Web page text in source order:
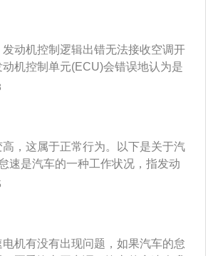
号：与第一条同理，因为无法判断
现成怠速不稳。3、空调电路故
空调压缩机皮带是空转无负载状
续间歇性工作导致发动机连续调整
动机控制逻辑出错无法接收空调开
机控制单元(ECU)会错误地认为是
阻力。当发动机转速降下来的时
发送空调开启的信号。因为无法判
表现成怠速不稳。电路故障：电路
空调压缩机皮带是空转无负载状
续间歇性工作导致发动机连续调整
，这属于正常行为。以下是关于汽
速是汽车的一种工作状况，指发动
被称为怠速转速。怠速转速可以通
于怠速状态。2、怠速不稳的原
不正确等，导致汽缸功率的变化，
怠速不稳；间接原因，指发动机电
机有没有出现问题，如果汽车的怠